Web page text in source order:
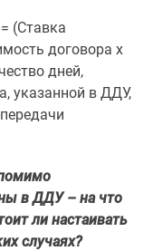
(Ставка
договора х
дней,
указанной в ДДУ,
в ДДУ – на что
ли настаивать
случаях?